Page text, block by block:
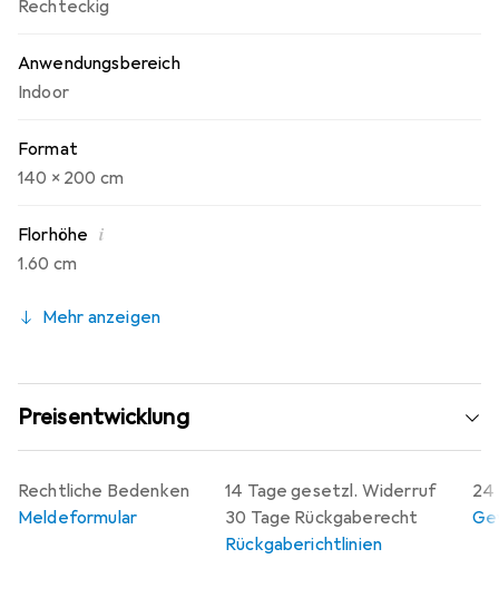
Rechteckig
Anwendungsbereich
Indoor
Format
140 x 200 cm
Florhöhe i
1.60 cm
Mehr anzeigen
Preisentwicklung
14 Tage gesetzl. Widerruf
30 Tage Rückgaberecht
Rückgaberichtlinien
24
Rechtliche Bedenken
Meldeformular